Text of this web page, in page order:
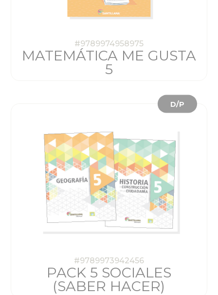
#9789974958975
MATEMÁTICA ME GUSTA
5
#9789973942456
PACK 5 SOCIALES
(SABER HACER)
D/P